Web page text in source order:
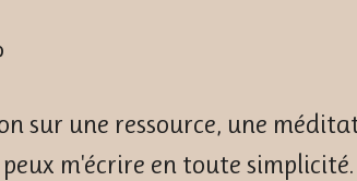
sur une ressource, une
m'écrire en toute simplicité.